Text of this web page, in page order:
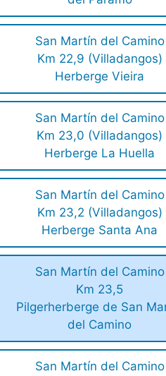
San Martín del Camino
Km 22,9 (Villadangos)
Herberge Vieira
San Martín del Camino
Km 23,0 (Villadangos)
Herberge La Huella
San Martín del Camino
Km 23,2 (Villadangos)
Herberge Santa Ana
San Martín del Camino
Km 23,5
Pilgerherberge de San
del Camino
San Martín del Camino